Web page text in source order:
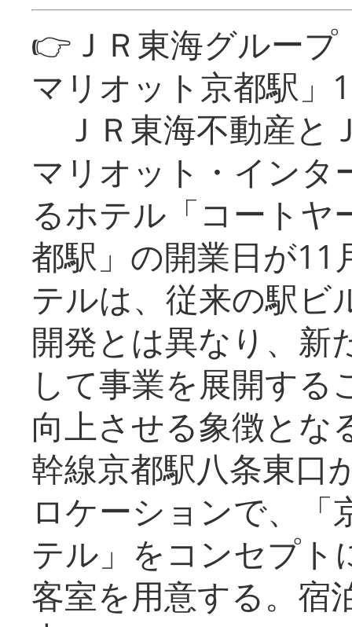
👉ＪＲ東海グルー
マリオット京都駅」
ＪＲ東海不動産と
マリオット・インタ
るホテル「コートヤ
都駅」の開業日が11
テルは、従来の駅ビ
開発とは異なり、新
して事業を展開する
向上させる象徴とな
幹線京都駅八条東口
ロケーションで、「
テル」をコンセプト
客室を用意する。宿